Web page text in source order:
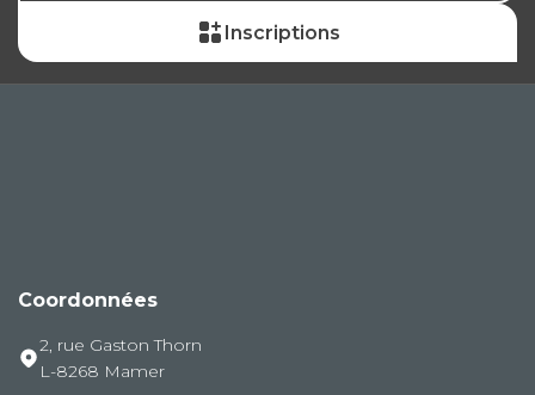
Inscriptions
Coordonnées
2, rue Gaston Thorn
L-8268 Mamer